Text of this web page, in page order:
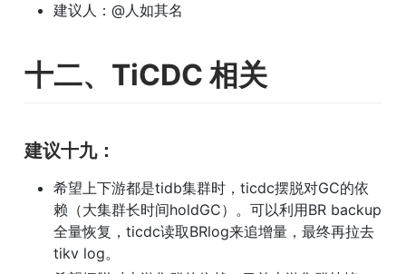
建议人：@人如其名
十二、TiCDC 相关
建议十九：
希望上下游都是tidb集群时，ticdc摆脱对GC的依
赖（大集群长时间holdGC）。可以利用BR backup
全量恢复，ticdc读取BRlog来追增量，最终再拉去
tikv log。